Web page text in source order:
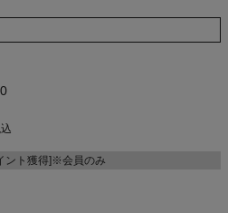
ント獲得]※会員のみ